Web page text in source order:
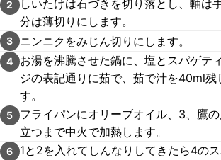
2
しいたけは石づきを切り落とし、軸は
分は薄切りにします。
3 ニンニクをみじん切りにします。
4
お湯を沸騰させた鍋に、塩とスパゲテ
ジの表記通りに茹で、茹で汁を40ml残
す。
5
フライパンにオリーブオイル、3、鷹
立つまで中火で加熱します。
6
1と2を入れてしんなりしてきたら4の